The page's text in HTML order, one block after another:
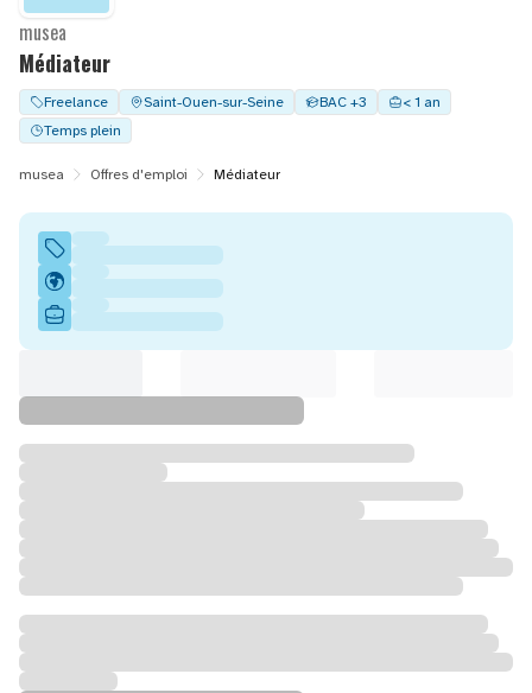
Médiateur
musea
Freelance Saint-Ouen-sur-Seine BAC +3
< 1 an
Temps plein
musea Offres d'emploi Médiateur